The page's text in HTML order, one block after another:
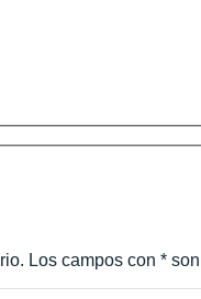
Los campos con *